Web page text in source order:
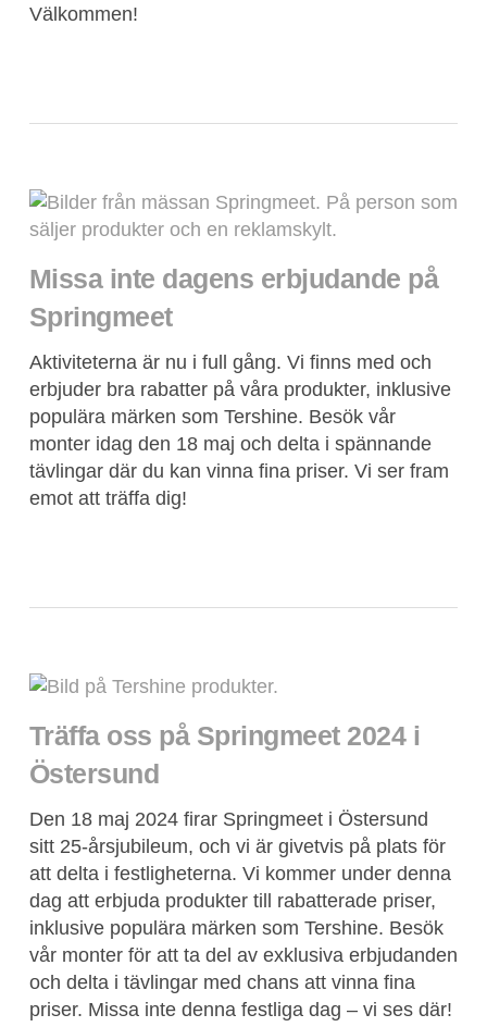
Välkommen!
Missa inte dagens erbjudande på
Springmeet
Aktiviteterna är nu i full gång. Vi finns med och
erbjuder bra rabatter på våra produkter, inklusive
populära märken som Tershine. Besök vår
monter idag den 18 maj och delta i spännande
tävlingar där du kan vinna fina priser. Vi ser fram
emot att träffa dig!
Träffa oss på Springmeet 2024 i
Östersund
Den 18 maj 2024 firar Springmeet i Östersund
sitt 25-årsjubileum, och vi är givetvis på plats för
att delta i festligheterna. Vi kommer under denna
dag att erbjuda produkter till rabatterade priser,
inklusive populära märken som Tershine. Besök
vår monter för att ta del av exklusiva erbjudanden
och delta i tävlingar med chans att vinna fina
priser. Missa inte denna festliga dag – vi ses där!